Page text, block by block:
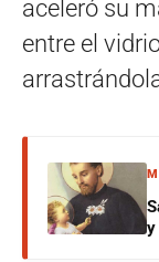
aceleró su
entre el
y